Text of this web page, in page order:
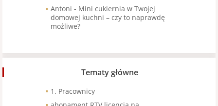
Antoni - Mini cukiernia w Twojej
domowej kuchni – czy to naprawdę
możliwe?
Tematy główne
1. Pracownicy